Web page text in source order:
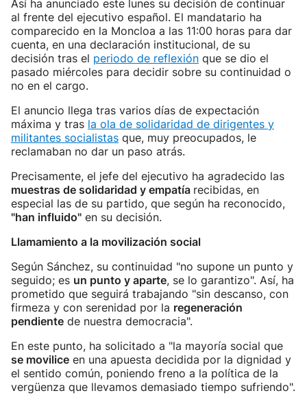
Así ha anunciado este lunes su decisión de continuar
al frente del ejecutivo español. El mandatario ha
comparecido en la Moncloa a las 11:00 horas para dar
cuenta, en una declaración institucional, de su
decisión tras el periodo de reflexión que se dio el
pasado miércoles para decidir sobre su continuidad o
no en el cargo.
El anuncio llega tras varios días de expectación
máxima y tras la ola de solidaridad de dirigentes y
militantes socialistas que, muy preocupados, le
reclamaban no dar un paso atrás.
Precisamente, el jefe del ejecutivo ha agradecido las
muestras de solidaridad y empatía recibidas, en
especial las de su partido, que según ha reconocido,
"han influido" en su decisión.
Llamamiento a la movilización social
Según Sánchez, su continuidad "no supone un punto y
seguido; es un punto y aparte, se lo garantizo". Así, ha
prometido que seguirá trabajando "sin descanso, con
firmeza y con serenidad por la regeneración
pendiente de nuestra democracia".
En este punto, ha solicitado a "la mayoría social que
se movilice en una apuesta decidida por la dignidad y
el sentido común, poniendo freno a la política de la
vergüenza que llevamos demasiado tiempo sufriendo".